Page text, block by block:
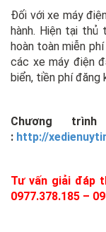
Đối với xe máy
hành. Hiện tại thủ
hoàn toàn miễn
các xe máy điện
biển, tiền phí đăng
Chương
: http://
Tư vấn giải đáp
0977.378.185 –